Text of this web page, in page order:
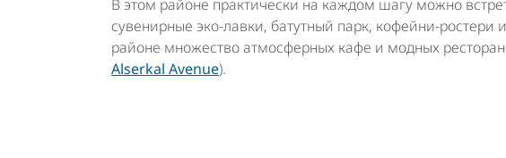
В этом районе практически на каждом шагу можно
сувенирные эко-лавки, батутный парк, кофейни-
районе множество атмосферных кафе и модных
Alserkal Avenue).